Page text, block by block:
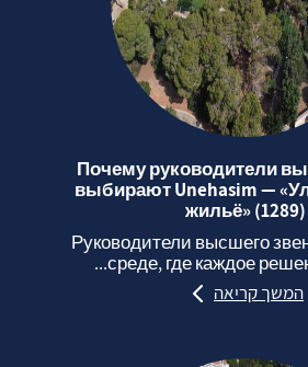
Почему руководители
выбирают Unehasim —
жильё» (1289)
Руководители высшего
среде, где каждое
המשך קריאה